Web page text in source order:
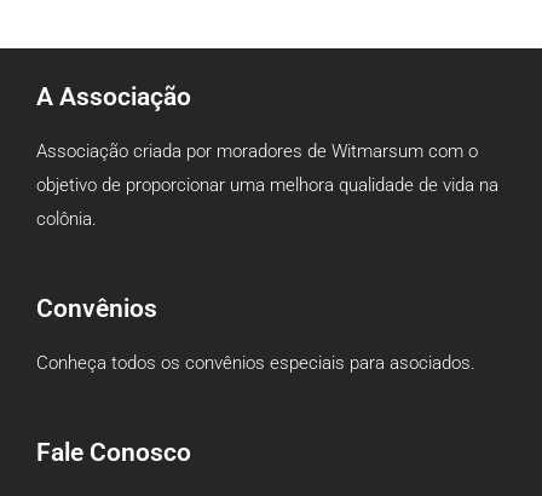
A Associação
Associação criada por moradores de Witmarsum com o
objetivo de proporcionar uma melhora qualidade de vida na
colônia.
Convênios
Conheça todos os convênios especiais para asociados.
Fale Conosco